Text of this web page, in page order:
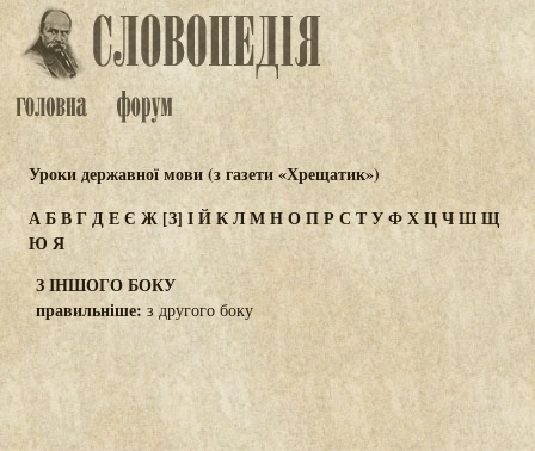
Уроки державної мови (з газети «Хрещатик»)
АБВГДЕЄ Ж [З]ІЙКЛМНОПРСТУФХЦЧШЩ
Ю Я
З ІНШОГО БОКУ
правильніше: з другого боку